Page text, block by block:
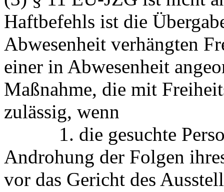
Haftbefehls ist die
Abwesenheit verhängten
einer in Abwesenheit
Maßnahme, die mit
zulässig, wenn
1. die gesuchte
Androhung der Folgen
vor das Gericht des